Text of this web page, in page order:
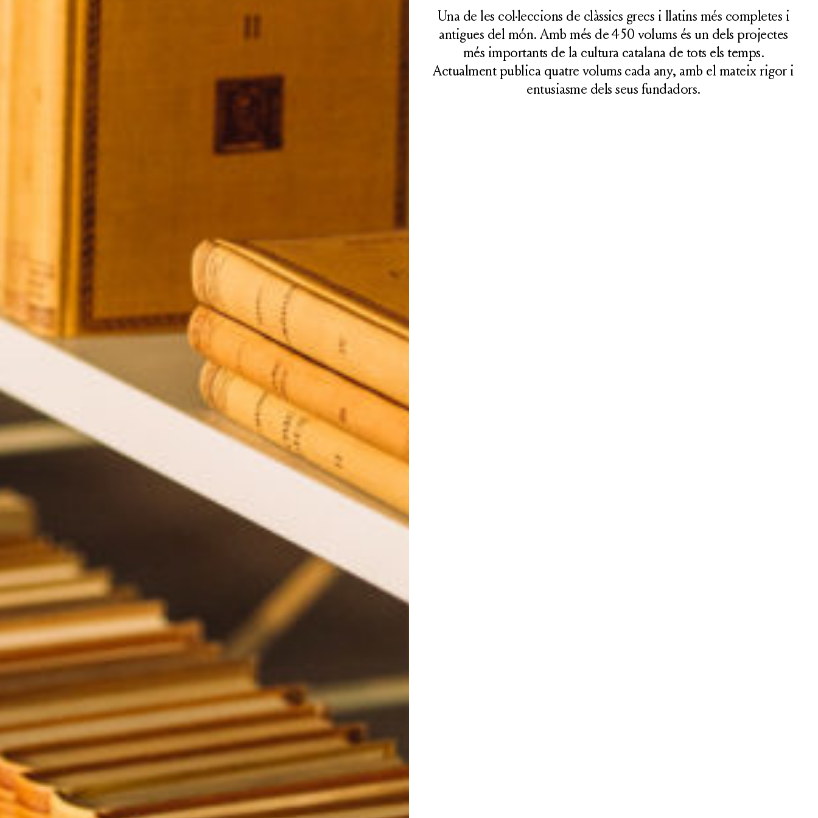
Una de les col·leccions de clàssics grecs i llatins més completes i
antigues del món. Amb més de 450 volums és un dels projectes
més importants de la cultura catalana de tots els temps.
Actualment publica quatre volums cada any, amb el mateix rigor i
entusiasme dels seus fundadors.